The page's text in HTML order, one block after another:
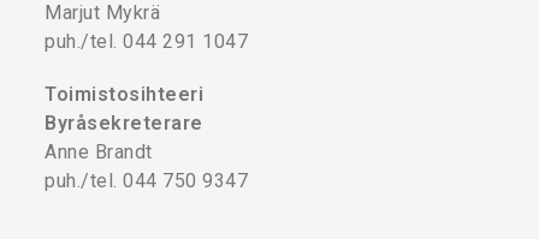
Marjut Mykrä
puh./tel. 044 291 1047
Toimistosihteeri
Byråsekreterare
Anne Brandt
puh./tel. 044 750 9347